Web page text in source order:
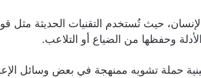
حيث تُستخدم التقنيات الحديثة مثل
وحفظها من الضياع أو التلاعب.
حملة تشويه ممنهجة في بعض وسائل